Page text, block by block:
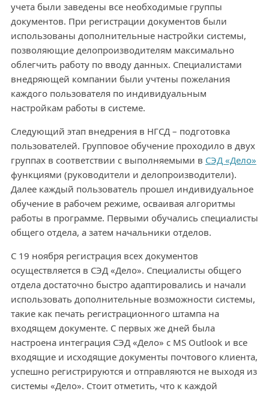
учета были заведены все необходимые группы
документов. При регистрации документов были
использованы дополнительные настройки системы,
позволяющие делопроизводителям максимально
облегчить работу по вводу данных. Специалистами
внедряющей компании были учтены пожелания
каждого пользователя по индивидуальным
настройкам работы в системе.
Следующий этап внедрения в НГСД – подготовка
пользователей. Групповое обучение проходило в двух
группах в соответствии с выполняемыми в СЭД «Дело»
функциями (руководители и делопроизводители).
Далее каждый пользователь прошел индивидуальное
обучение в рабочем режиме, осваивая алгоритмы
работы в программе. Первыми обучались специалисты
общего отдела, а затем начальники отделов.
С 19 ноября регистрация всех документов
осуществляется в СЭД «Дело». Специалисты общего
отдела достаточно быстро адаптировались и начали
использовать дополнительные возможности системы,
такие как печать регистрационного штампа на
входящем документе. С первых же дней была
настроена интеграция СЭД «Дело» с MS Outlook и все
входящие и исходящие документы почтового клиента,
успешно регистрируются и отправляются не выходя из
системы «Дело». Стоит отметить, что к каждой